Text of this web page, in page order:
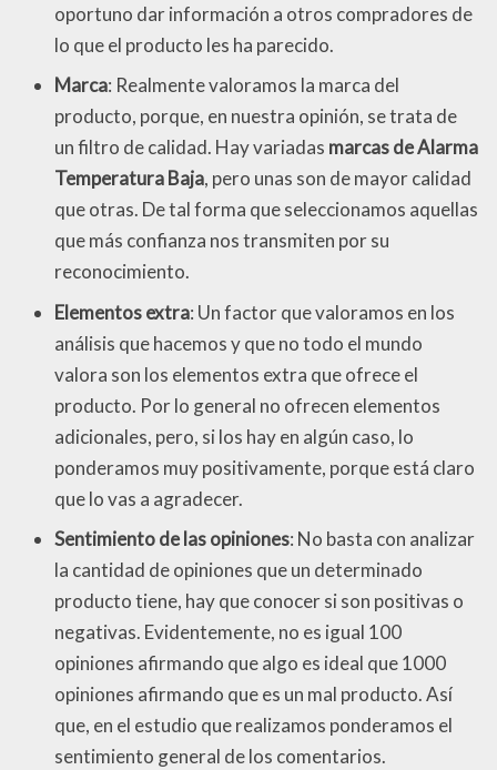
oportuno dar información a otros compradores de
lo que el producto les ha parecido.
Marca: Realmente valoramos la marca del
producto, porque, en nuestra opinión, se trata de
un filtro de calidad. Hay variadas marcas de Alarma
Temperatura Baja, pero unas son de mayor calidad
que otras. De tal forma que seleccionamos aquellas
que más confianza nos transmiten por su
reconocimiento.
Elementos extra: Un factor que valoramos en los
análisis que hacemos y que no todo el mundo
valora son los elementos extra que ofrece el
producto. Por lo general no ofrecen elementos
adicionales, pero, si los hay en algún caso, lo
ponderamos muy positivamente, porque está claro
que lo vas a agradecer.
Sentimiento de las opiniones: No basta con analizar
la cantidad de opiniones que un determinado
producto tiene, hay que conocer si son positivas o
negativas. Evidentemente, no es igual 100
opiniones afirmando que algo es ideal que 1000
opiniones afirmando que es un mal producto. Así
que, en el estudio que realizamos ponderamos el
sentimiento general de los comentarios.